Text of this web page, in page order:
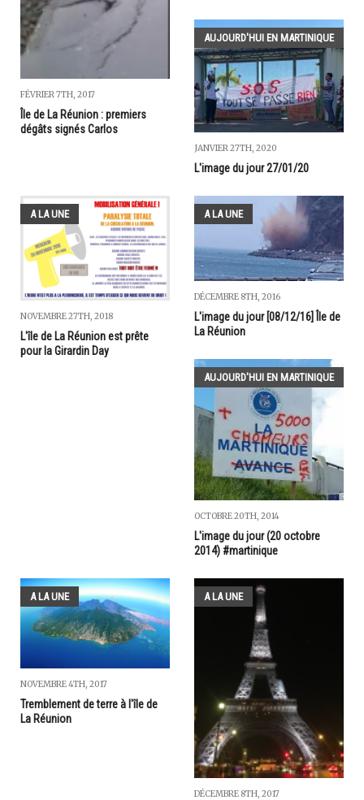
FÉVRIER 7TH, 2017
Île de La Réunion : premiers
dégâts signés Carlos
AUJOURD'HUI EN MARTINIQUE
JANVIER 27TH, 2020
L'image du jour 27/01/20
A LA UNE
NOVEMBRE 27TH, 2018
L'île de La Réunion est prête
pour la Girardin Day
A LA UNE
DÉCEMBRE 8TH, 2016
L'image du jour [08/12/16] Île de
La Réunion
AUJOURD'HUI EN MARTINIQUE
OCTOBRE 20TH, 2014
L'image du jour (20 octobre
2014) #martinique
A LA UNE
NOVEMBRE 4TH, 2017
Tremblement de terre à l'île de
La Réunion
A LA UNE
DÉCEMBRE 8TH, 2017